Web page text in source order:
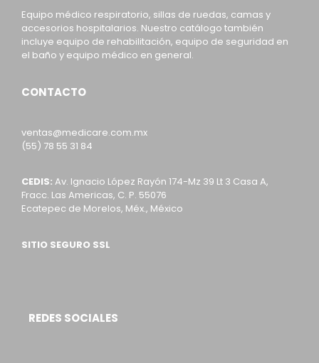
Equipo médico respiratorio, sillas de ruedas, camas y
accesorios hospitalarios. Nuestro catálogo también
incluye equipo de rehabilitación, equipo de seguridad en
el baño y equipo médico en general.
CONTACTO
ventas@medicare.com.mx
(55) 78 55 31 84
CEDIS: Av. Ignacio López Rayón 174-Mz 39 Lt 3 Casa A,
Fracc. Las Americas, C. P. 55076
Ecatepec de Morelos, Méx., México
SITIO SEGURO SSL
REDES SOCIALES